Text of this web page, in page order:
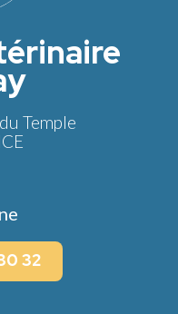
Temple
32